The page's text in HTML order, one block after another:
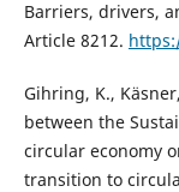
Barriers, drivers,
Article 8212.
Gihring, K.,
between the
circular economy
transition to